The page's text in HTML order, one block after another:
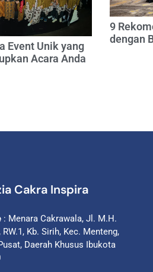
Event Unik yang
Acara Anda
9
dengan
Cakra Inspira
: Menara Cakrawala, Jl. M.H.
Kb. Sirih, Kec. Menteng,
Daerah Khusus Ibukota